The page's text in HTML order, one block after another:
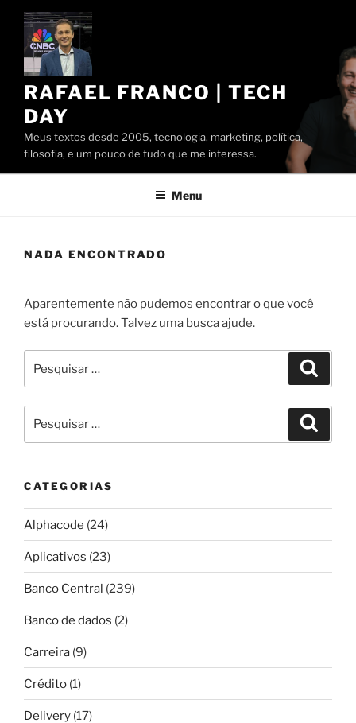
Pular
conteúdo
RAFAEL FRANCO | TECH
DAY
Meus textos desde 2005, tecnologia, marketing, política,
filosofia, e um pouco de tudo que me interessa.
Menu
NADA ENCONTRADO
Aparentemente não pudemos encontrar o que você
está procurando. Talvez uma busca ajude.
por:
por:
CATEGORIAS
Alphacode (24)
Aplicativos (23)
Banco Central (239)
Banco de dados (2)
Carreira (9)
Crédito (1)
Delivery (17)